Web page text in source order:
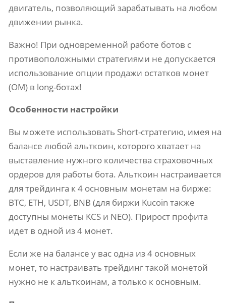
двигатель, позволяющий зарабатывать на любом
движении рынка.
Важно! При одновременной работе ботов с
противоположными стратегиями не допускается
использование опции продажи остатков монет
(ОМ) в long-ботах!
Особенности настройки
Вы можете использовать Short-стратегию, имея на
балансе любой альткоин, которого хватает на
выставление нужного количества страховочных
ордеров для работы бота. Альткоин настраивается
для трейдинга к 4 основным монетам на бирже:
BTC, ETH, USDT, BNB (для биржи Kucoin также
доступны монеты KCS и NEO). Прирост профита
идет в одной из 4 монет.
Если же на балансе у вас одна из 4 основных
монет, то настраивать трейдинг такой монетой
нужно не к альткоинам, а только к основным.